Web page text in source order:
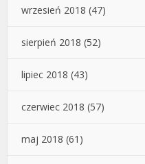
wrzesień 2018 (47)
sierpień 2018 (52)
lipiec 2018 (43)
czerwiec 2018 (57)
maj 2018 (61)